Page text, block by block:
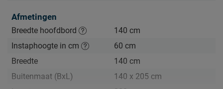
• De beste ondersteuning, levensduur én ventilatie
• Extra zekerheid met 5 jaar garantie
• Staat in no-time in je slaapkamer
Een keer per maand even wat liefde geven doet wonderen.
Afmetingen
Breedte hoofdbord
140 cm
Instaphoogte in cm
60 cm
Breedte
140 cm
Buitenmaat (BxL)
140 x 205 cm